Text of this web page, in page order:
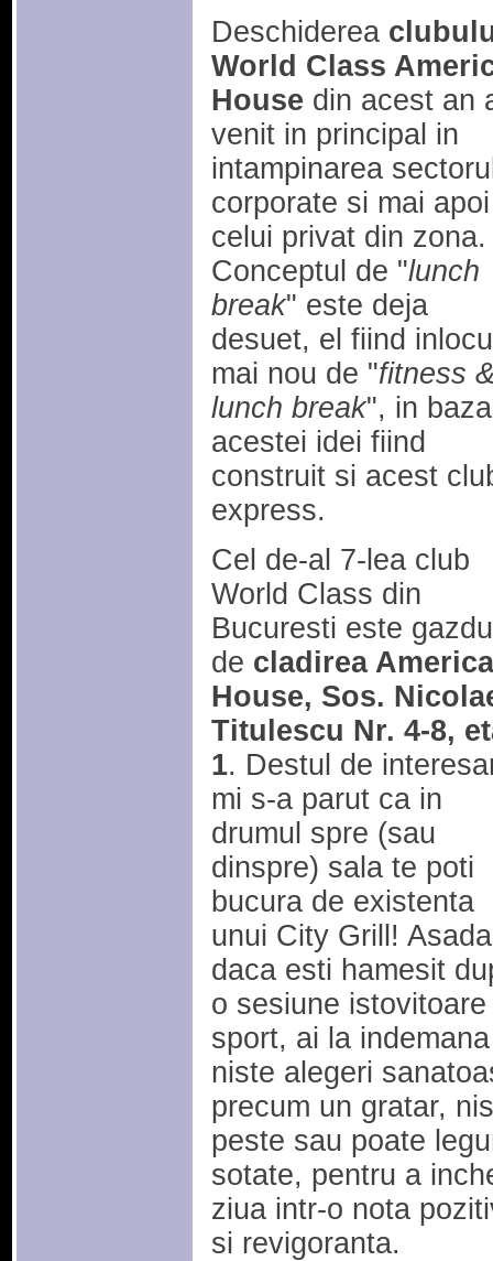
Deschiderea
World Class
House din acest an
venit in principal in
intampinarea
corporate si mai
celui privat din zona.
Conceptul de "lunch
break" este deja
desuet, el fiind
mai nou de "fitness
lunch break", in baza
acestei idei fiind
construit si acest
express.
Cel de-al 7-lea club
World Class din
Bucuresti este
de cladirea America
House, Sos.
Titulescu Nr. 4-8,
1. Destul de
mi s-a parut ca in
drumul spre (sau
dinspre) sala te poti
bucura de existenta
unui City Grill!
daca esti hamesit
o sesiune istovitoare
sport, ai la indemana
niste alegeri
precum un gratar,
peste sau poate
sotate, pentru a
ziua intr-o nota
si revigoranta.